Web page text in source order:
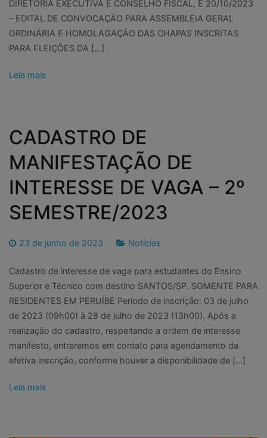
DIRETORIA EXECUTIVA E CONSELHO FISCAL, E 20/10/2023
– EDITAL DE CONVOCAÇÃO PARA ASSEMBLEIA GERAL
ORDINÁRIA E HOMOLAGAÇÃO DAS CHAPAS INSCRITAS
PARA ELEIÇÕES DA […]
Leia mais
CADASTRO DE
MANIFESTAÇÃO DE
INTERESSE DE VAGA – 2º
SEMESTRE/2023
23 de junho de 2023 Notícias
Cadastro de interesse de vaga para estudantes do Ensino
Superior e Técnico com destino SANTOS/SP. SOMENTE PARA
RESIDENTES EM PERUÍBE Período de inscrição: 03 de julho
de 2023 (09h00) à 28 de julho de 2023 (13h00). Após a
realização do cadastro, respeitando a ordem de interesse
manifesto, entraremos em contato para agendamento da
efetiva inscrição, conforme houver a disponibilidade de […]
Leia mais